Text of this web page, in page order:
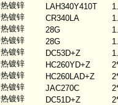
热镀锌 LAH340Y410T
热镀锌 CR340LA
热镀锌 28G
热镀锌 28G
热镀锌 DC53D+Z
热镀锌 HC260YD+Z
热镀锌 HC260LAD+Z
热镀锌 JAC270C
热镀锌 DC51D+Z